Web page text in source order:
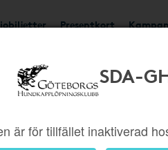
Presentkort
SDA-
är för tillfället inaktiverad
Appen